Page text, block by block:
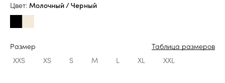
Цвет: Молочный / Черный
Размер
Таблица размеров
XXS
XS S M L XL XXL